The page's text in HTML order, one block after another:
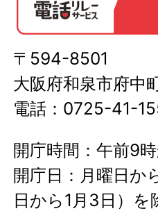
〒594-8501
大阪府和泉市府中
電話：0725-41-
開庁時間：午前9
開庁日：月曜日か
日から1月3日）を